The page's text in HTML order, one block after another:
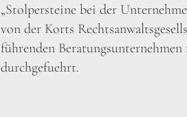
„Stolpersteine bei der
von der Korts
führenden
durchgefuehrt.